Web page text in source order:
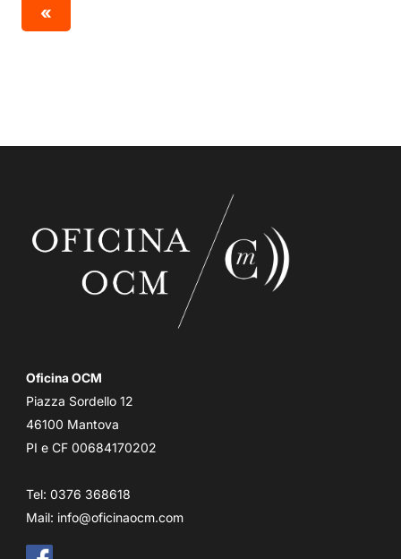
«
Oficina OCM
Piazza Sordello 12
46100 Mantova
PI e CF 00684170202
Tel: 0376 368618
Mail: info@oficinaocm.com